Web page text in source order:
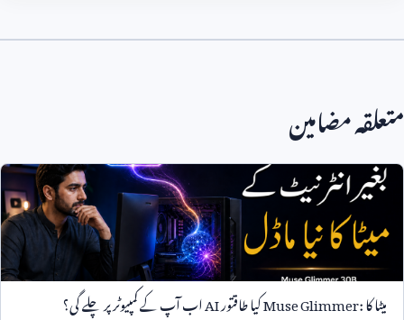
متعلقہ مضامین
میٹا کاMuse Glimmer:کیا طاقتورAIاب آپ کے کمپیوٹر پر چلے گی؟